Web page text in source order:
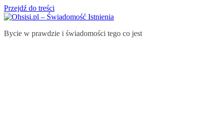
Przejdź do treści
Bycie w prawdzie i świadomości tego co jest